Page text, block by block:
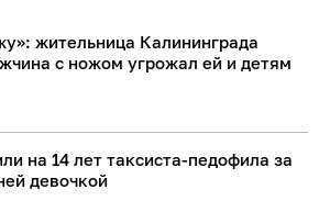
жительница Калининграда
с ножом угрожал ей и детям
на 14 лет таксиста-педофила за
девочкой